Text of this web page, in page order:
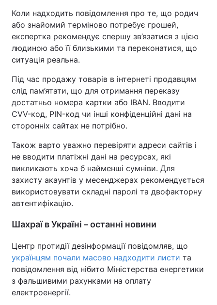
Коли надходить повідомлення про те, що родич
або знайомий терміново потребує грошей,
експертка рекомендує спершу зв’язатися з цією
людиною або її близькими та переконатися, що
ситуація реальна.
Під час продажу товарів в інтернеті продавцям
слід пам’ятати, що для отримання переказу
достатньо номера картки або IBAN. Вводити
CVV-код, PIN-код чи інші конфіденційні дані на
сторонніх сайтах не потрібно.
Також варто уважно перевіряти адреси сайтів і
не вводити платіжні дані на ресурсах, які
викликають хоча б найменші сумніви. Для
захисту акаунтів у месенджерах рекомендується
використовувати складні паролі та двофакторну
автентифікацію.
Шахраї в Україні – останні новини
Центр протидії дезінформації повідомляв, що
українцям почали масово надходити листи та
повідомлення від нібито Міністерства енергетики
з фальшивими рахунками на оплату
електроенергії.